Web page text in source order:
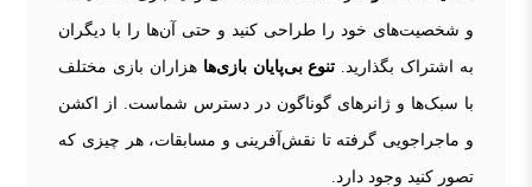
و شخصیت‌های خود را طراحی کنید و حتی آن‌ها را با دیگران
به اشتراک بگذارید. تنوع بی‌پایان بازی‌هاهزاران بازی مختلف
با سبک‌ها و ژانرهای گوناگون در دسترس شماست. از اکشن
و ماجراجویی گرفته تا نقش‌آفرینی و مسابقات، هر چیزی که
تصور کنید وجود دارد.